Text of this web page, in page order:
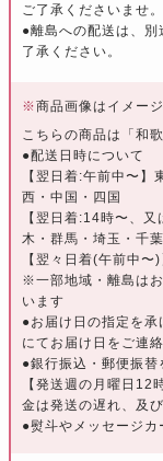
ご了承くださいませ。
●離島への配送は、
了承ください。
※商品画像はイメージ
こちらの商品は「和
●配送日時について
【翌日着:午前中〜
西・中国・四国
【翌日着:14時〜、
木・群馬・埼玉・千
【翌々日着(午前中
※一部地域・離島は
います
●お届け日の指定を
にてお届け日をご連
●銀行振込・郵便振替
【発送週の月曜日
金は発送の遅れ、及
●熨斗やメッセージカ